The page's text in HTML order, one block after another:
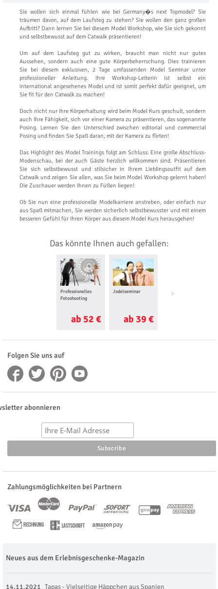
Sie wollen sich einmal fühlen wie bei Germany�s next Topmodel? Sie
träumen davon, auf dem Laufsteg zu stehen? Sie wollen den ganz großen
Auftritt? Dann lernen Sie bei diesem Model Workshop, wie Sie sich gekonnt
und selbstbewusst auf dem Catwalk präsentieren!
Um auf dem Laufsteg gut zu wirken, braucht man nicht nur gutes
Aussehen, sondern auch eine gute Körperbeherrschung. Dies trainieren
Sie bei diesem exklusiven, 2 Tage umfassenden Model Seminar unter
professioneller Anleitung. Ihre Workshop-Leiterin ist selbst ein
international angesehenes Model und ist somit perfekt dafür geeignet, um
Sie fit für den Catwalk zu machen!
Doch nicht nur Ihre Körperhaltung wird beim Model Kurs geschult, sondern
auch Ihre Fähigkeit, sich vor einer Kamera zu präsentieren, das sogenannte
Posing. Lernen Sie den Unterschied zwischen editorial und commercial
Posing und finden Sie Spaß daran, mit der Kamera zu flirten!
Das Highlight des Model Trainings folgt am Schluss: Eine große Abschluss-
Modenschau, bei der auch Gäste herzlich willkommen sind. Präsentieren
Sie sich selbstbewusst und stilsicher in Ihrem Lieblingsoutfit auf dem
Catwalk und zeigen Sie allen, was Sie beim Model Workshop gelernt haben!
Die Zuschauer werden Ihnen zu Füßen liegen!
Ob Sie nun eine professionelle Modelkarriere anstreben, oder einfach nur
aus Spaß mitmachen, Sie werden sicherlich selbstbewusster und mit einem
besseren Gefühl für Ihren Körper aus diesem Model Kurs herausgehen!
Das könnte Ihnen auch gefallen:
Professionelles
Fotoshooting
ab 52 €
Jodelseminar
ab 39 €
Feuerwerk
Folgen Sie uns auf
abonnieren
Zahlungsmöglichkeiten bei Partnern
Neues aus dem Erlebnisgeschenke-Magazin
14.11.2021 Tapas - Vielseitige Häppchen aus Spanien